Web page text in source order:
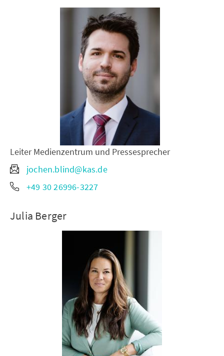
Leiter Medienzentrum und Pressesprecher
jochen.blind@kas.de
+49 30 26996-3227
Julia Berger